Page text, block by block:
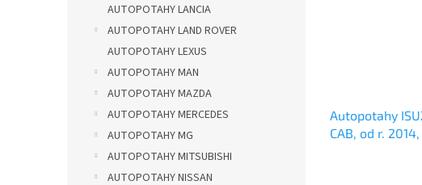
AUTOPOTAHY LANCIA
AUTOPOTAHY LAND ROVER
AUTOPOTAHY LEXUS
AUTOPOTAHY MAN
AUTOPOTAHY MAZDA
AUTOPOTAHY MERCEDES
AUTOPOTAHY MG
AUTOPOTAHY MITSUBISHI
AUTOPOTAHY NISSAN
Autopotahy
CAB, od r.
OPTIMÁL